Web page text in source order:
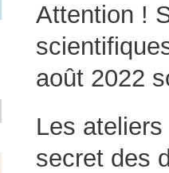
situation
de
Attention !
août 2022
Les
secret des